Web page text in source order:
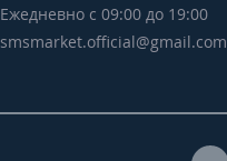
Ежедневно с 09:00 до 19:00
smsmarket.official@gmail.com